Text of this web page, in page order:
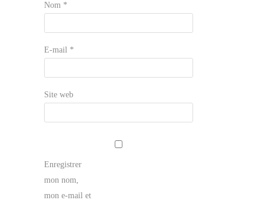
Nom *
E-mail *
Site web
Enregistrer
mon nom,
mon e-mail et